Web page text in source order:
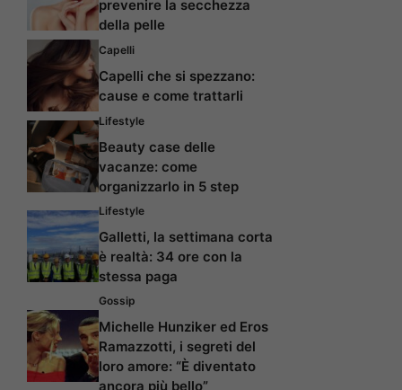
prevenire la secchezza
della pelle
Capelli
Capelli che si spezzano:
cause e come trattarli
Lifestyle
Beauty case delle
vacanze: come
organizzarlo in 5 step
Lifestyle
Galletti, la settimana corta
è realtà: 34 ore con la
stessa paga
Gossip
Michelle Hunziker ed Eros
Ramazzotti, i segreti del
loro amore: “È diventato
ancora più bello”